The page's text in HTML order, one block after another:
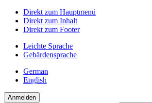
Direkt zum Hauptmenü
Direkt zum Inhalt
Direkt zum Footer
Leichte Sprache
Gebärdensprache
German
English
Anmelden